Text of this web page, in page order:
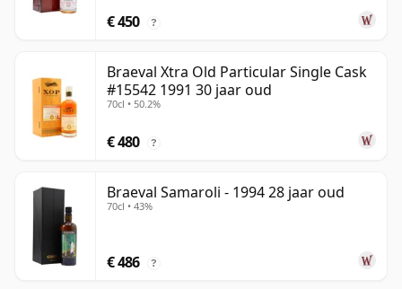
€ 450 ?
Braeval Xtra Old Particular Single Cask
#15542 1991 30 jaar oud
70cl • 50.2%
€ 480 ?
Braeval Samaroli - 1994 28 jaar oud
70cl • 43%
€ 486 ?